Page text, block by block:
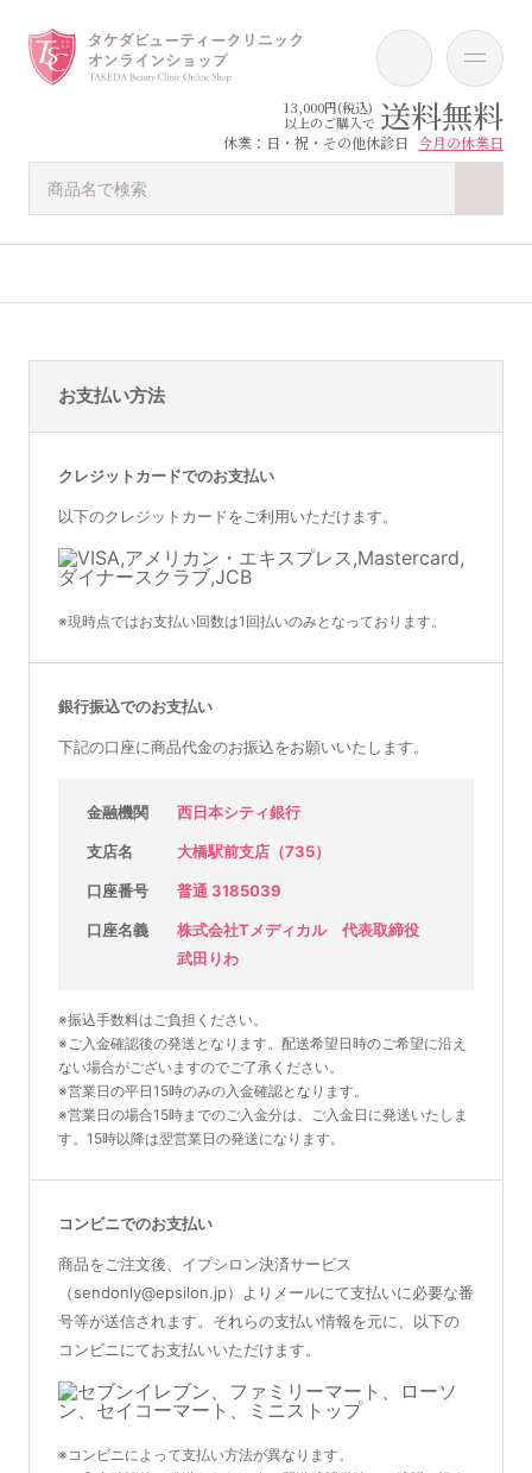
13,000円(税込)
以上のご購入で 送料無料
休業：日・祝・その他休診日 今月の休業日
お支払い方法
クレジットカードでのお支払い
以下のクレジットカードをご利用いただけます。
※現時点ではお支払い回数は1回払いのみとなっております。
銀行振込でのお支払い
下記の口座に商品代金のお振込をお願いいたします。
金融機関 西日本シティ銀行
支店名 大橋駅前支店（735）
口座番号 普通 3185039
口座名義
株式会社Tメディカル 代表取締役
武田りわ
※振込手数料はご負担ください。
※ご入金確認後の発送となります。配送希望日時のご希望に沿え
ない場合がございますのでご了承ください。
※営業日の平日15時のみの入金確認となります。
※営業日の場合15時までのご入金分は、ご入金日に発送いたしま
す。15時以降は翌営業日の発送になります。
コンビニでのお支払い
商品をご注文後、イプシロン決済サービス
（sendonly@epsilon.jp）よりメールにて支払いに必要な番
号等が送信されます。それらの支払い情報を元に、以下の
コンビニにてお支払いいただけます。
※コンビニによって支払い方法が異なります。